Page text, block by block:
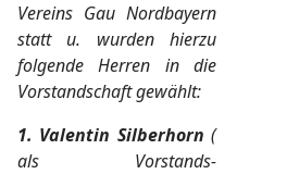
Vereins Gau Nordbayern
statt u. wurden hierzu
folgende Herren in die
Vorstandschaft gewählt:
1. Valentin Silberhorn (
als Vorstands-